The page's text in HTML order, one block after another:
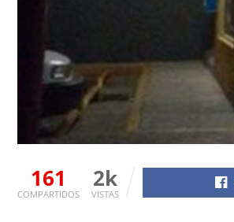
161
COMPARTIDOS
2k
VISTAS